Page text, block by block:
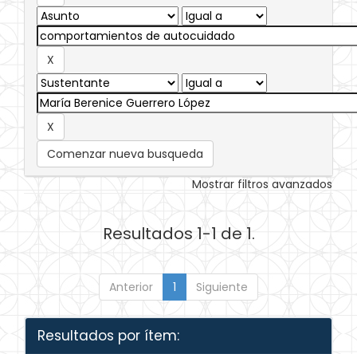
Comenzar nueva busqueda
Mostrar filtros avanzados
Resultados 1-1 de 1.
Anterior 1 Siguiente
Resultados por ítem: